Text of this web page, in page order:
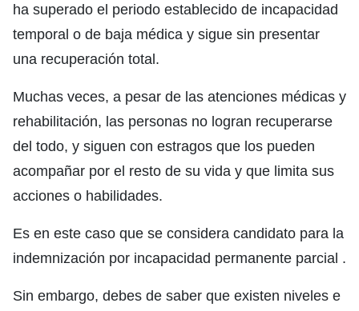
ha superado el periodo establecido de incapacidad
temporal o de baja médica y sigue sin presentar
una recuperación total.
Muchas veces, a pesar de las atenciones médicas y
rehabilitación, las personas no logran recuperarse
del todo, y siguen con estragos que los pueden
acompañar por el resto de su vida y que limita sus
acciones o habilidades.
Es en este caso que se considera candidato para la
indemnización por incapacidad permanente parcial .
Sin embargo, debes de saber que existen niveles e